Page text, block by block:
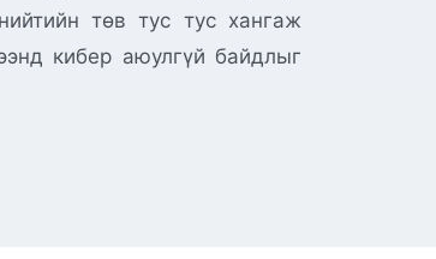
төв тус тус хангаж
кибер аюулгүй байдлыг